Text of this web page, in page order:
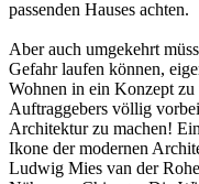
passenden Hauses achten.
Aber auch umgekehrt
Gefahr laufen können,
Wohnen in ein Konzept
Auftraggebers völlig
Architektur zu machen!
Ikone der modernen
Ludwig Mies van der